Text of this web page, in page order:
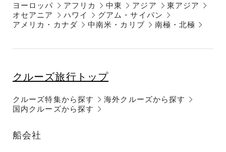
ヨーロッパ アフリカ 中東 アジア
東アジア
オセアニア
ハワイ
グアム・サイパン
アメリカ・カナダ
中南米・カリブ 南極・北極
クルーズ旅行トップ
クルーズ特集から探す
国内クルーズから探す
海外クルーズから探す
船会社